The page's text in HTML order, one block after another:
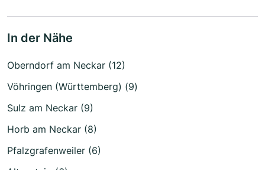
In der Nähe
Oberndorf am Neckar (12)
Vöhringen (Württemberg) (9)
Sulz am Neckar (9)
Horb am Neckar (8)
Pfalzgrafenweiler (6)